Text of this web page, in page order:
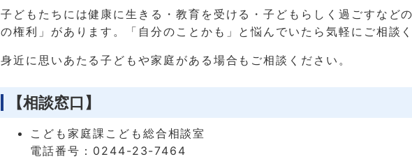
子どもたちには健康に生きる・教育を受ける・子どもらしく過ごすなど
の権利」があります。「自分のことかも」と悩んでいたら気軽にご相談
身近に思いあたる子どもや家庭がある場合もご相談ください。
【相談窓口】
こども家庭課こども総合相談室
電話番号：0244-23-7464